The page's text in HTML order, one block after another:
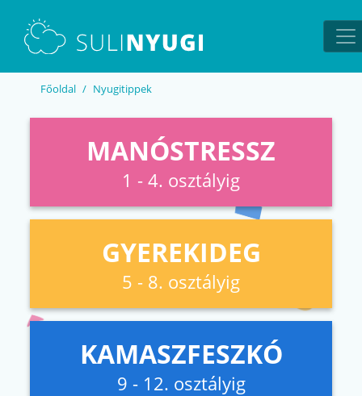
Főoldal Nyugitippek
MANÓSTRESSZ
1 - 4. osztályig
GYEREKIDEG
5 - 8. osztályig
KAMASZFESZKÓ
9 - 12. osztályig